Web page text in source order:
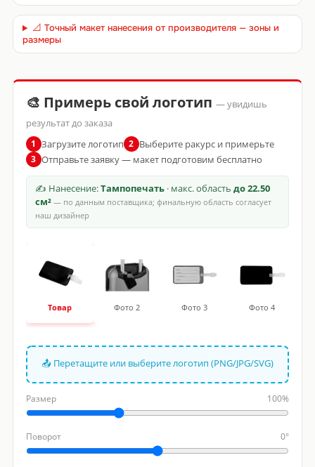
📐 Точный макет нанесения от производителя — зоны и
размеры
🎨 Примерь свой логотип — увидишь
результат до заказа
1 Загрузите логотип 2 Выберите ракурс и примерьте
3 Отправьте заявку — макет подготовим бесплатно
✍ Нанесение:Тампопечать· макс. область до 22.50
см²— по данным поставщика; финальную область согласует
наш дизайнер
Товар Фото 2 Фото 3 Фото 4
📤 Перетащите или выберите логотип (PNG/JPG/SVG)
Размер 100%
Поворот 0°